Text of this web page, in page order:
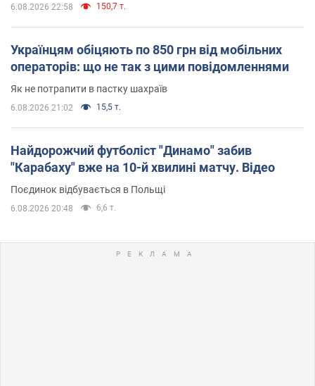
6.08.2026 22:58 150,7 т.
Українцям обіцяють по 850 грн від мобільних
операторів: що не так з цими повідомленнями
Як не потрапити в пастку шахраїв
6.08.2026 21:02 15,5 т.
Найдорожчий футболіст "Динамо" забив
"Карабаху" вже на 10-й хвилині матчу. Відео
Поєдинок відбувається в Польщі
6.08.2026 20:48 6,6 т.